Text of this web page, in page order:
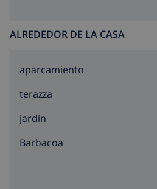
Aquático Roses 6 km, Casino y
Rodes 23 km.
ALREDEDOR DE LA CASA
aparcamiento
terazza
jardín
barbacoa